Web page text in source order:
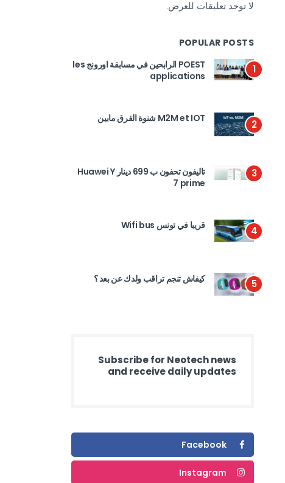
لا توجد تعليقات للعرض.
POPULAR POSTS
1
POEST الرابحين في مسابقة اورونج les
applications
2 M2M et IOT شنوة الفرق مابين
3
تاليفون تحفون ب 699 دينار Huawei Y
7 prime
4 قريبا في تونس Wifi bus
5 كيفاش تنجم تراقب ولدك عن بعد ؟
Subscribe for Neotech news
and receive daily updates
Facebook
Instagram